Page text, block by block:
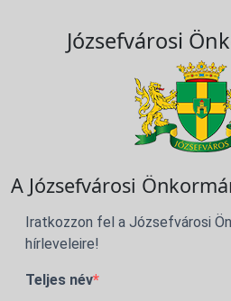
Józsefvárosi
A Józsefvárosi
Iratkozzon fel a Józsefvárosi
hírleveleire!
Teljes név